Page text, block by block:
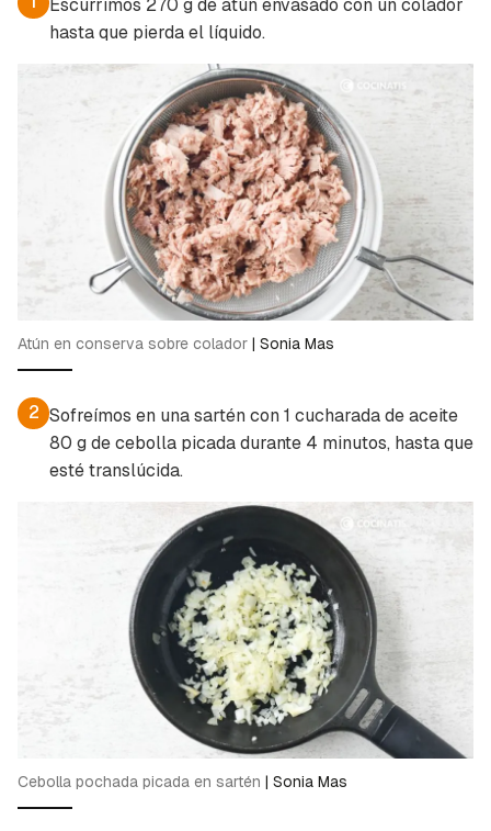
Escurrimos 270 g de atún envasado con un colador
hasta que pierda el líquido.
Atún en conserva sobre colador | Sonia Mas
2 Sofreímos en una sartén con 1 cucharada de aceite
80 g de cebolla picada durante 4 minutos, hasta que
esté translúcida.
Cebolla pochada picada en sartén | Sonia Mas